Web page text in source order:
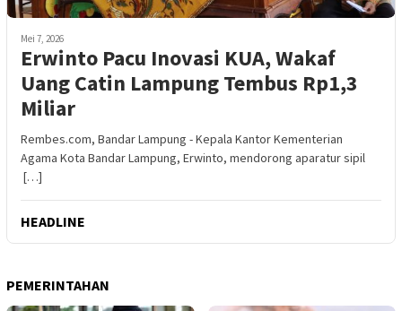
Mei 7, 2026
Erwinto Pacu Inovasi KUA, Wakaf
Uang Catin Lampung Tembus Rp1,3
Miliar
Rembes.com, Bandar Lampung - Kepala Kantor Kementerian
Agama Kota Bandar Lampung, Erwinto, mendorong aparatur sipil
[…]
HEADLINE
PEMERINTAHAN